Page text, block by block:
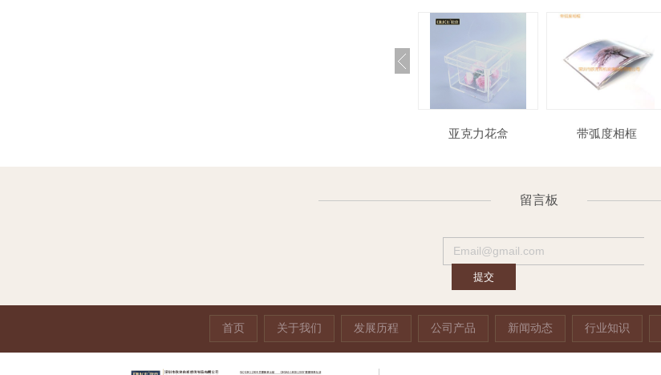
亚克力花盒 带弧度相框
留言板
首页 关于我们 发展历程 公司产品 新闻动态 行业知识